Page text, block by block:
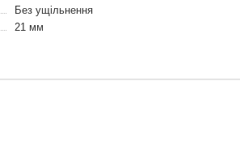
Без ущільнення
21 мм